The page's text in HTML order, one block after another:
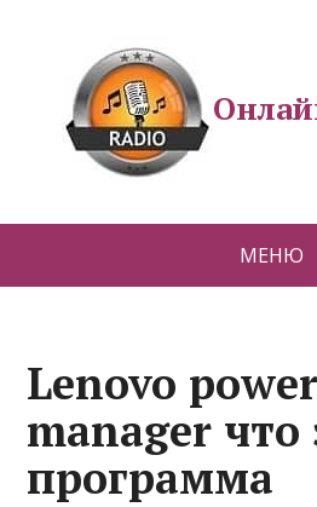
МЕНЮ
Lenovo power
manager что
программа